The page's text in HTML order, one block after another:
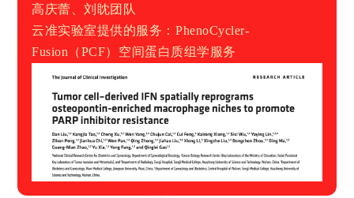
高庆蕾、刘眈团队
云准实验室提供的服务： PhenoCycler-
Fusion（PCF）空间蛋白质组学服务